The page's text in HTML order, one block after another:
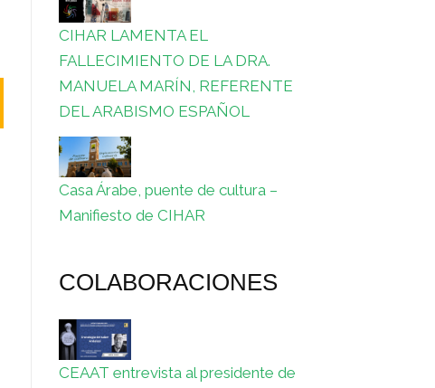
CIHAR LAMENTA EL
FALLECIMIENTO DE LA DRA.
MANUELA MARÍN, REFERENTE
DEL ARABISMO ESPAÑOL
Casa Árabe, puente de cultura –
Manifiesto de CIHAR
COLABORACIONES
CEAAT entrevista al presidente de